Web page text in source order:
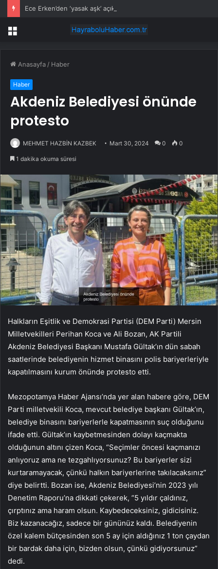
Menü
Anasayfa / Haber
Haber
Akdeniz Belediyesi önünde
protesto
MEHMET HAZBİN KAZBEK Mart 30, 2024 0 0
1 dakika okuma süresi
Halkların Eşitlik ve Demokrasi Partisi (DEM Parti) Mersin
Milletvekilleri Perihan Koca ve Ali Bozan, AK Partili
Akdeniz Belediyesi Başkanı Mustafa Gültak’ın dün sabah
saatlerinde belediyenin hizmet binasını polis bariyerleriyle
kapatılmasını kurum önünde protesto etti.
Mezopotamya Haber Ajansı’nda yer alan habere göre, DEM
Parti milletvekili Koca, mevcut belediye başkanı Gültak’ın,
belediye binasını bariyerlerle kapatmasının suç olduğunu
ifade etti. Gültak’ın kaybetmesinden dolayı kaçmakta
olduğunun altını çizen Koca, “Seçimler öncesi kaçmanızı
anlıyoruz ama ne tezgahlıyorsunuz? Bu bariyerler sizi
kurtaramayacak, çünkü halkın bariyerlerine takılacaksınız”
diye belirtti. Bozan ise, Akdeniz Belediyesi’nin 2023 yılı
Denetim Raporu’na dikkati çekerek, “5 yıldır çaldınız,
çırptınız ama haram olsun. Kaybedeceksiniz, gidicisiniz.
Biz kazanacağız, sadece bir gününüz kaldı. Belediyenin
özel kalem bütçesinden son 5 ay için aldığınız 1 ton çaydan
bir bardak daha için, bizden olsun, çünkü gidiyorsunuz”
dedi.